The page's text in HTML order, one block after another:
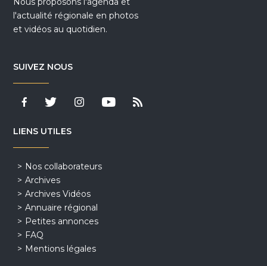
l'actualité régionale en photos
et vidéos au quotidien.
SUIVEZ NOUS
LIENS UTILES
Nos collaborateurs
Archives
Archives Vidéos
Annuaire régional
Petites annonces
FAQ
Mentions légales